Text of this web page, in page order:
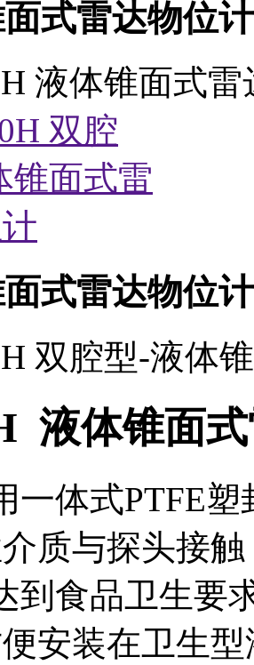
式雷达物位计
液体锥面式
式雷达物位计
双腔型-液体
液体锥面
一体式PTFE
质与探头接
到食品卫生要
安装在卫生